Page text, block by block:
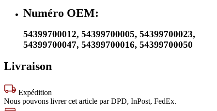
Numéro OEM:
54399700012, 54399700005, 54399700023,
54399700047, 54399700016, 54399700050
Livraison
Expédition
Nous pouvons livrer cet article par DPD, InPost, FedEx.